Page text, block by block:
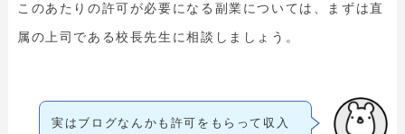
このあたりの許可が必要になる副業については、まずは直
属の上司である校長先生に相談しましょう。
実はブログなんかも許可をもらって収入